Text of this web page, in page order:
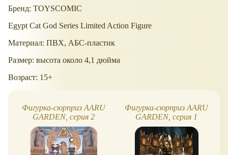
Бренд: TOYSCOMIC
Egypt Cat God Series Limited Action Figure
Материал: ПВХ, АБС-пластик
Размер: высота около 4,1 дюйма
Возраст: 15+
Фигурка-сюрприз AARU
GARDEN, серия 2
Фигурка-сюрприз AARU
GARDEN, серия 1